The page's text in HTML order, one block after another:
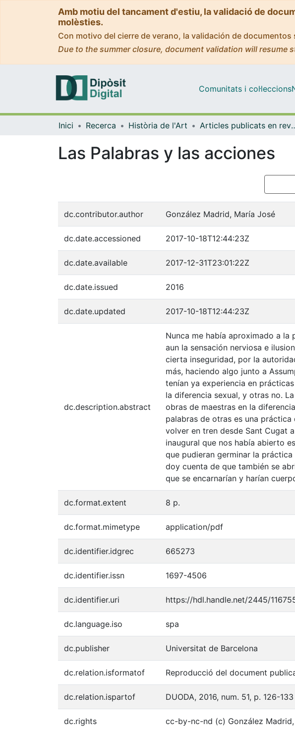
Amb motiu del tancament d'estiu, la validació de
molèsties.
Con motivo del cierre de verano, la validación de
Due to the summer closure, document validation will resume
Comunitats i col·leccions
Inici Recerca Història de l'Art Articles
Las Palabras y las acciones
dc.contributor.author González Madrid, María José
dc.date.accessioned 2017-10-18T12:44:23Z
dc.date.available 2017-12-31T23:01:22Z
dc.date.issued 2016
dc.date.updated 2017-10-18T12:44:23Z
dc.description.abstract
Nunca me había aproximado a
aun la sensación nerviosa e
cierta inseguridad, por la
más, haciendo algo junto a
tenían ya experiencia en
la diferencia sexual, y otras no.
obras de maestras en la
palabras de otras es una
volver en tren desde Sant Cugat
inaugural que nos había abierto
que pudieran germinar la
doy cuenta de que también se
que se encarnarían y harían
dc.format.extent 8 p.
dc.format.mimetype application/pdf
dc.identifier.idgrec 665273
dc.identifier.issn 1697-4506
dc.identifier.uri https://hdl.handle.net/2445/
dc.language.iso spa
dc.publisher Universitat de Barcelona
dc.relation.isformatof Reproducció del document
dc.relation.ispartof DUODA, 2016, num. 51, p. 126-133
dc.rights cc-by-nc-nd (c) González